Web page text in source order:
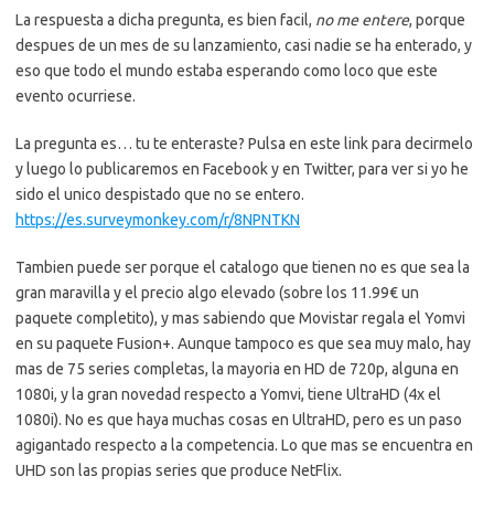
La respuesta a dicha pregunta, es bien facil, no me entere, porque
despues de un mes de su lanzamiento, casi nadie se ha enterado, y
eso que todo el mundo estaba esperando como loco que este
evento ocurriese.
La pregunta es… tu te enteraste? Pulsa en este link para decirmelo
y luego lo publicaremos en Facebook y en Twitter, para ver si yo he
sido el unico despistado que no se entero.
https://es.surveymonkey.com/r/8NPNTKN
Tambien puede ser porque el catalogo que tienen no es que sea la
gran maravilla y el precio algo elevado (sobre los 11.99€ un
paquete completito), y mas sabiendo que Movistar regala el Yomvi
en su paquete Fusion+. Aunque tampoco es que sea muy malo, hay
mas de 75 series completas, la mayoria en HD de 720p, alguna en
1080i, y la gran novedad respecto a Yomvi, tiene UltraHD (4x el
1080i). No es que haya muchas cosas en UltraHD, pero es un paso
agigantado respecto a la competencia. Lo que mas se encuentra en
UHD son las propias series que produce NetFlix.